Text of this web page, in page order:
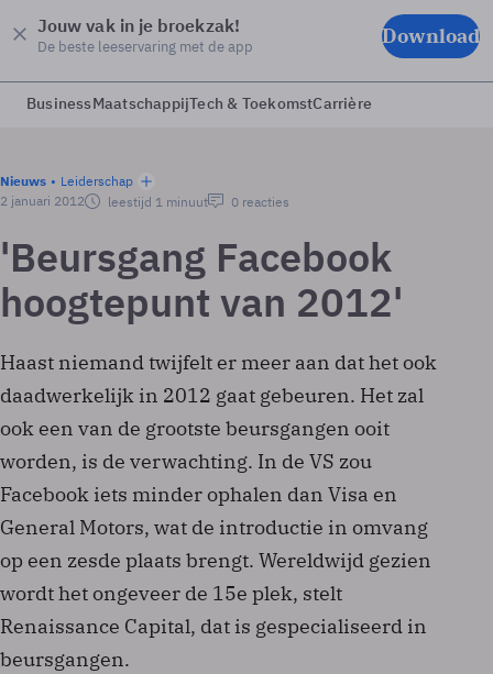
Jouw vak in je broekzak!
De beste leeservaring met de app Download
BusinessMaatschappijTech & ToekomstCarrière
Nieuws
Leiderschap
2 januari 2012
leestijd 1 minuut 0 reacties
'Beursgang Facebook
hoogtepunt van 2012'
Haast niemand twijfelt er meer aan dat het ook
daadwerkelijk in 2012 gaat gebeuren. Het zal
ook een van de grootste beursgangen ooit
worden, is de verwachting. In de VS zou
Facebook iets minder ophalen dan Visa en
General Motors, wat de introductie in omvang
op een zesde plaats brengt. Wereldwijd gezien
wordt het ongeveer de 15e plek, stelt
Renaissance Capital, dat is gespecialiseerd in
beursgangen.